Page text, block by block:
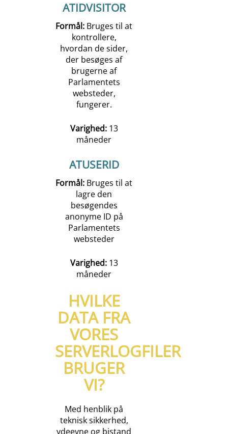
ATIDVISITOR
Formål: Bruges til at
kontrollere,
hvordan de sider,
der besøges af
brugerne af
Parlamentets
websteder,
fungerer.
Varighed:13
måneder
ATUSERID
Formål: Bruges til at
lagre den
besøgendes
anonyme ID på
Parlamentets
websteder
Varighed:13
måneder
HVILKE
DATA FRA
VORES
SERVERLOGFILER
BRUGER
VI?
Med henblik på
teknisk sikkerhed,
ydeevne og bistand